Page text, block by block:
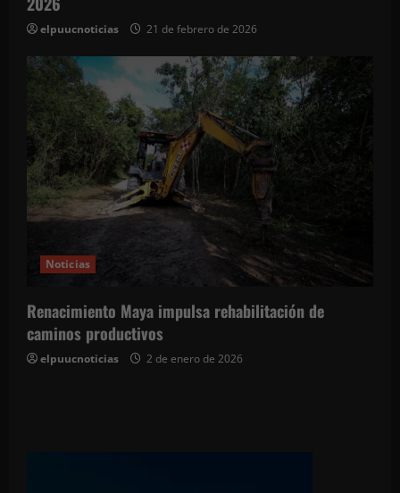
elpuucnoticias 21 de febrero de 2026
Noticias
Renacimiento Maya impulsa rehabilitación de
caminos productivos
elpuucnoticias 2 de enero de 2026